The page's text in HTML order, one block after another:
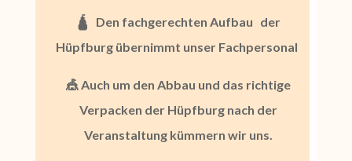
🛕 Den fachgerechten Aufbau der
Hüpfburg übernimmt unser Fachpersonal
🎪 Auch um den Abbau und das richtige
Verpacken der Hüpfburg nach der
Veranstaltung kümmern wir uns.